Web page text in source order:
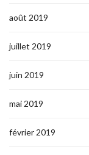
août 2019
juillet 2019
juin 2019
mai 2019
février 2019